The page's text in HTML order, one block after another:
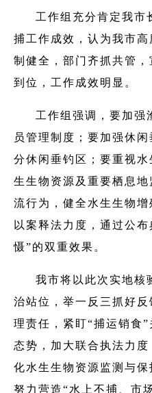
工作组充分肯定我市
捕工作成效，认为我市
制健全，部门齐抓共管
到位，工作成效明显。
工作组强调，要加强
员管理制度；要加强休
分休闲垂钓区；要重视
生生物资源及重要栖息
流行为，健全水生生物
以案释法力度，通过公
慑”的双重效果。
我市将以此次实地核
治站位，举一反三抓好
理责任，紧盯“捕运销食
态势，加大联合执法力
化水生生物资源监测与保
努力营造“水上不捕、市